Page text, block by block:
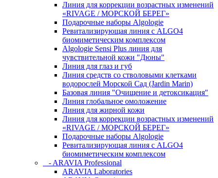
Линия для коррекции возрастных изменений
«RIVAGE / МОРСКОЙ БЕРЕГ»
Подарочные наборы Algologie
Ревитализирующая линия с ALGO4
биомиметическим комплексом
Algologie Sensi Plus линия для
чувcтвительной кожи "Дюны"
Линия для глаз и губ
Линия средств со стволовыми клетками
водорослей Морской Сад (Jardin Marin)
Базовая линия "Очищение и детоксикация"
Линия глобальное омоложение
Линия для жирной кожи
Линия для коррекции возрастных изменений
«RIVAGE / МОРСКОЙ БЕРЕГ»
Подарочные наборы Algologie
Ревитализирующая линия с ALGO4
биомиметическим комплексом
- ARAVIA Professional
ARAVIA Laboratories